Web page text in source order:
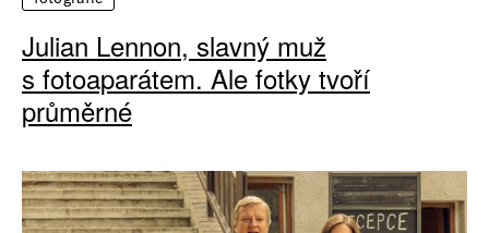
Julian Lennon, slavný muž
s fotoaparátem. Ale fotky tvoří
průměrné